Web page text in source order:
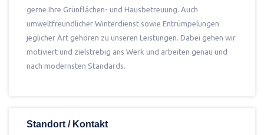
gerne Ihre Grünflächen- und Hausbetreuung. Auch
umweltfreundlicher Winterdienst sowie Entrümpelungen
jeglicher Art gehören zu unseren Leistungen. Dabei gehen wir
motiviert und zielstrebig ans Werk und arbeiten genau und
nach modernsten Standards.
Standort / Kontakt